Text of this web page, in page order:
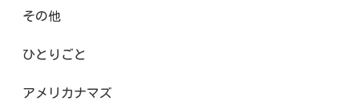
その他
ひとりごと
アメリカナマズ